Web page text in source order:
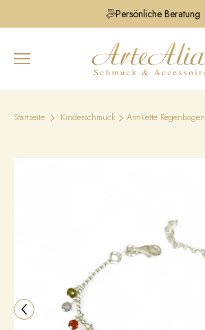
Persönliche Beratung
Startseite Kinderschmuck Armkette Regenbogen